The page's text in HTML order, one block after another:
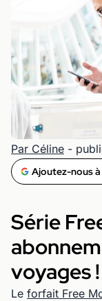
Par Céline -
Ajoutez-nous
Série
voyages !
Le forfait Free